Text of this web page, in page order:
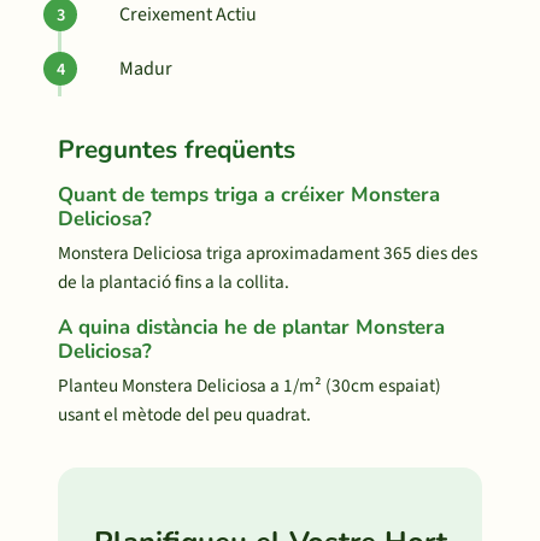
Creixement Actiu
Madur
Preguntes freqüents
Quant de temps triga a créixer Monstera
Deliciosa?
Monstera Deliciosa triga aproximadament 365 dies des
de la plantació fins a la collita.
A quina distància he de plantar Monstera
Deliciosa?
Planteu Monstera Deliciosa a 1/m² (30cm espaiat)
usant el mètode del peu quadrat.